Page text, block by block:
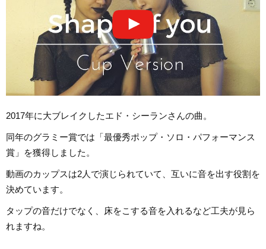
2017年に大ブレイクしたエド・シーランさんの曲。
同年のグラミー賞では「最優秀ポップ・ソロ・パフォーマンス
賞」を獲得しました。
動画のカップスは2人で演じられていて、互いに音を出す役割を
決めています。
タップの音だけでなく、床をこする音を入れるなど工夫が見ら
れますね。